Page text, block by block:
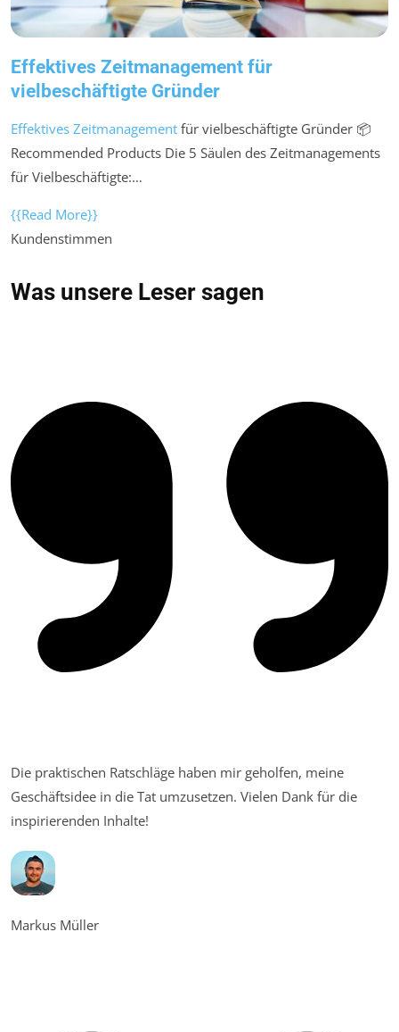
Effektives Zeitmanagement für
vielbeschäftigte Gründer
Effektives Zeitmanagement für vielbeschäftigte Gründer 📦
Recommended Products Die 5 Säulen des Zeitmanagements
für Vielbeschäftigte:…
{{Read More}}
Kundenstimmen
Was unsere Leser sagen
Die praktischen Ratschläge haben mir geholfen, meine
Geschäftsidee in die Tat umzusetzen. Vielen Dank für die
inspirierenden Inhalte!
Markus Müller